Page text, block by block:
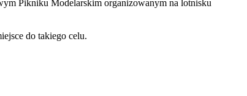
Pikniku Modelarskim organizowanym na lotnisku
do takiego celu.